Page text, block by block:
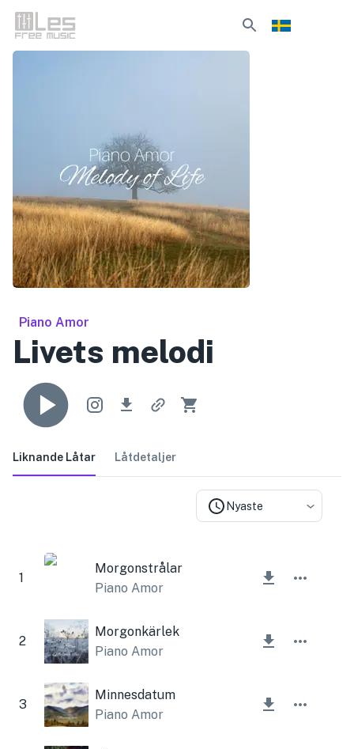
Piano Amor
Livets melodi
Liknande Låtar Låtdetaljer
Nyaste
1
Morgonstrålar
Piano Amor
2
Morgonkärlek
Piano Amor
3
Minnesdatum
Piano Amor